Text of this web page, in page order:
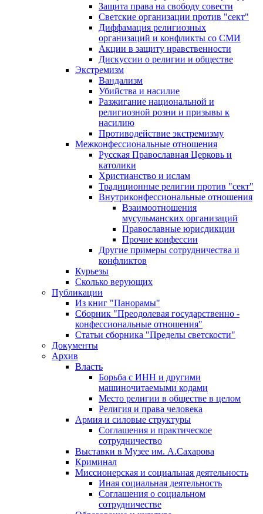
Защита права на свободу совести
Светские организации против "сект"
Диффамация религиозных
организаций и конфликты со СМИ
Акции в защиту нравственности
Дискуссии о религии и обществе
Экстремизм
Вандализм
Убийства и насилие
Разжигание национальной и
религиозной розни и призывы к
насилию
Противодействие экстремизму
Межконфессиональные отношения
Русская Православная Церковь и
католики
Христианство и ислам
Традиционные религии против "сект"
Внутриконфессиональные отношения
Взаимоотношения
мусульманских организаций
Православные юрисдикции
Прочие конфессии
Другие примеры сотрудничества и
конфликтов
Курьезы
Сколько верующих
Публикации
Из книг "Панорамы"
Сборник "Преодолевая государственно -
конфессиональные отношения"
Статьи сборника "Пределы светскости"
Документы
Архив
Власть
Борьба с ИНН и другими
машиночитаемыми кодами
Место религии в обществе в целом
Религия и права человека
Армия и силовые структуры
Соглашения и практическое
сотрудничество
Выставки в Музее им. А.Сахарова
Криминал
Миссионерская и социальная деятельность
Иная социальная деятельность
Соглашения о социальном
сотрудничестве